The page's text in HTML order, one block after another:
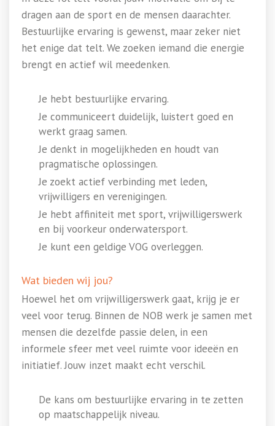
dragen aan de sport en de mensen daarachter.
Bestuurlijke ervaring is gewenst, maar zeker niet
het enige dat telt. We zoeken iemand die energie
brengt en actief wil meedenken.
Je hebt bestuurlijke ervaring.
Je communiceert duidelijk, luistert goed en
werkt graag samen.
Je denkt in mogelijkheden en houdt van
pragmatische oplossingen.
Je zoekt actief verbinding met leden,
vrijwilligers en verenigingen.
Je hebt affiniteit met sport, vrijwilligerswerk
en bij voorkeur onderwatersport.
Je kunt een geldige VOG overleggen.
Wat bieden wij jou?
Hoewel het om vrijwilligerswerk gaat, krijg je er
veel voor terug. Binnen de NOB werk je samen met
mensen die dezelfde passie delen, in een
informele sfeer met veel ruimte voor ideeën en
initiatief. Jouw inzet maakt echt verschil.
De kans om bestuurlijke ervaring in te zetten
op maatschappelijk niveau.